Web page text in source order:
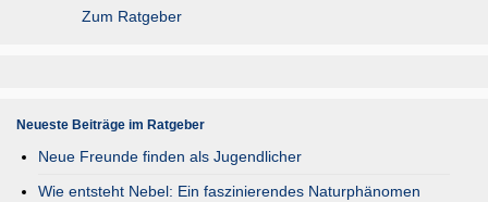
Zum Ratgeber
Neueste Beiträge im Ratgeber
Neue Freunde finden als Jugendlicher
Wie entsteht Nebel: Ein faszinierendes Naturphänomen